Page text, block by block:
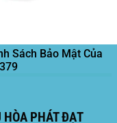
Sách Bảo Mật Của
HÒA PHÁT ĐẠT